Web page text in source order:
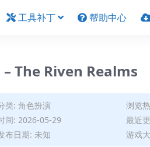
工具补丁 帮助中心
The Riven Realms
类: 角色扮演
浏览
间: 2026-05-29
最近
布日期: 未知
游戏